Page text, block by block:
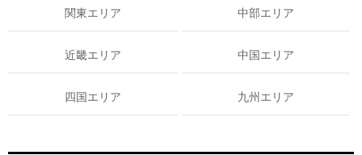
関東エリア 中部エリア
近畿エリア 中国エリア
四国エリア 九州エリア